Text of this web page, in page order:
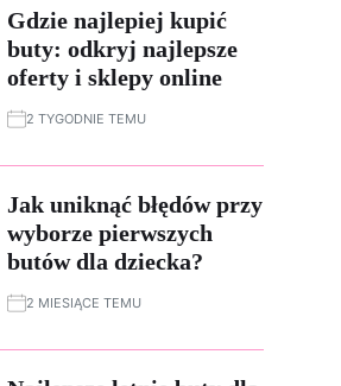
Gdzie najlepiej kupić
buty: odkryj najlepsze
oferty i sklepy online
2 TYGODNIE TEMU
Jak uniknąć błędów przy
wyborze pierwszych
butów dla dziecka?
2 MIESIĄCE TEMU